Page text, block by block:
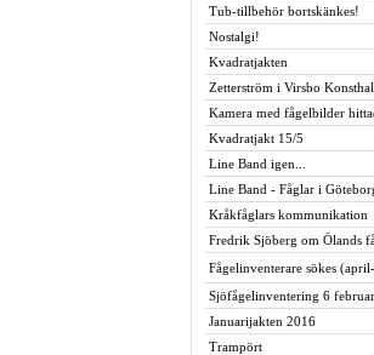
Tub-tillbehör bortskänkes!
Nostalgi!
Kvadratjakten
Zetterström i Virsbo
Kamera med fågelbilder
Kvadratjakt 15/5
Line Band igen...
Line Band - Fåglar i
Kråkfåglars kommunikation
Fredrik Sjöberg om Ölands
Fågelinventerare sökes
Sjöfågelinventering 6
Januarijakten 2016
Trampört